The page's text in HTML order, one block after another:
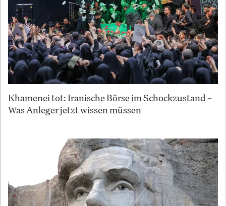
Khamenei tot: Iranische Börse im Schockzustand –
Was Anleger jetzt wissen müssen